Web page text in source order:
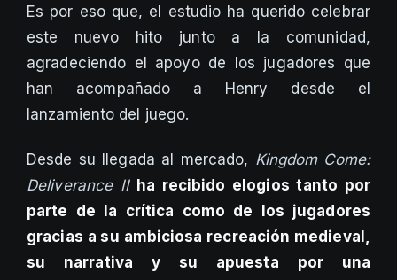
Es por eso que, el estudio ha querido celebrar
este nuevo hito junto a la comunidad,
agradeciendo el apoyo de los jugadores que
han acompañado a Henry desde el
lanzamiento del juego.
Desde su llegada al mercado, Kingdom Come:
Deliverance II ha recibido elogios tanto por
parte de la crítica como de los jugadores
gracias a su ambiciosa recreación medieval,
su narrativa y su apuesta por una